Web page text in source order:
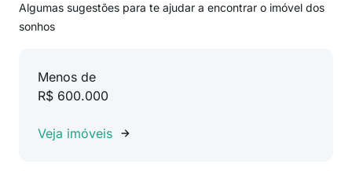
Algumas sugestões para te ajudar a encontrar o imóvel dos
sonhos
Menos de
R$ 600.000
Veja imóveis